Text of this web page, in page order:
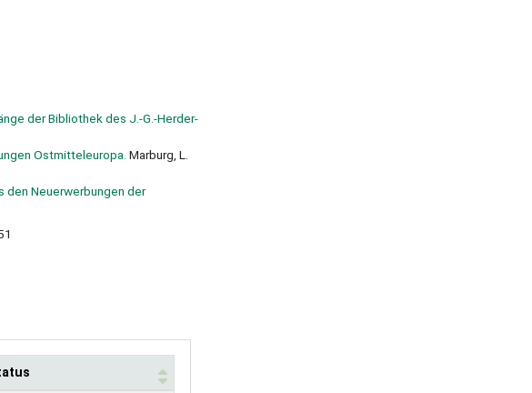
der Bibliothek des J.-G.-Herder-
Ostmitteleuropa. Marburg, L.
den Neuerwerbungen der